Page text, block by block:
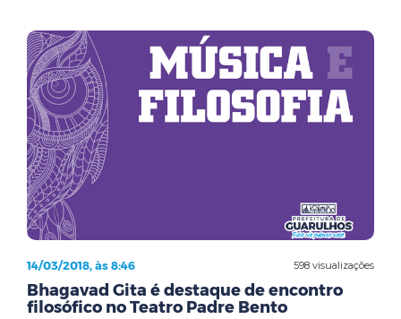
598 visualizações
14/03/2018, às 8:46
Bhagavad Gita é destaque de encontro
filosófico no Teatro Padre Bento